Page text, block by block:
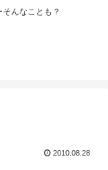
んなことも？
2010.08.28